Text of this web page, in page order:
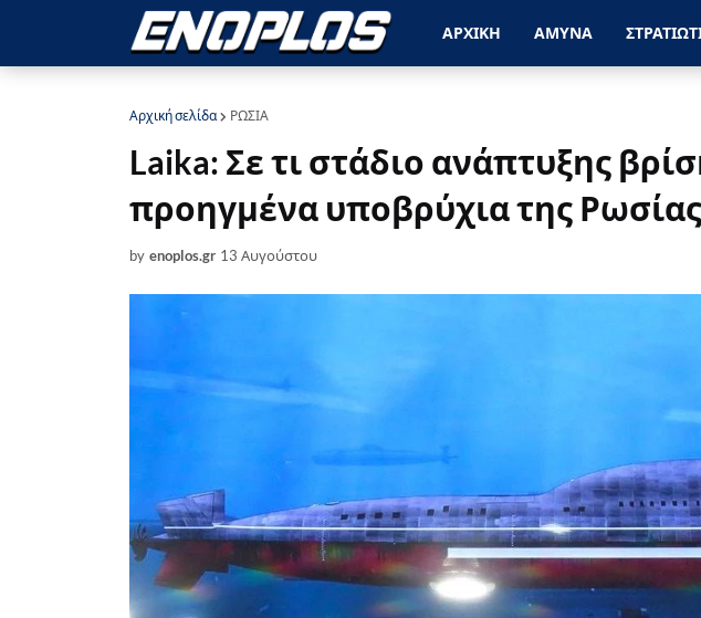
ΑΡΧΙΚΗ ΑΜΥΝΑ
Αρχική σελίδα ΡΩΣΙΑ
Laika: Σε τι στάδιο ανάπτυξης
προηγμένα υποβρύχια της Ρωσίας
by enoplos.gr 13 Αυγούστου